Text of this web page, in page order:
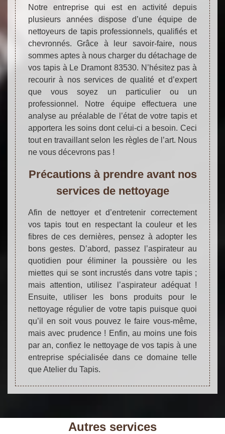
Notre entreprise qui est en activité depuis
plusieurs années dispose d’une équipe de
nettoyeurs de tapis professionnels, qualifiés et
chevronnés. Grâce à leur savoir-faire, nous
sommes aptes à nous charger du détachage de
vos tapis à Le Dramont 83530. N’hésitez pas à
recourir à nos services de qualité et d’expert
que vous soyez un particulier ou un
professionnel. Notre équipe effectuera une
analyse au préalable de l’état de votre tapis et
apportera les soins dont celui-ci a besoin. Ceci
tout en travaillant selon les règles de l’art. Nous
ne vous décevrons pas !
Précautions à prendre avant nos
services de nettoyage
Afin de nettoyer et d’entretenir correctement
vos tapis tout en respectant la couleur et les
fibres de ces dernières, pensez à adopter les
bons gestes. D’abord, passez l’aspirateur au
quotidien pour éliminer la poussière ou les
miettes qui se sont incrustés dans votre tapis ;
mais attention, utilisez l’aspirateur adéquat !
Ensuite, utiliser les bons produits pour le
nettoyage régulier de votre tapis puisque quoi
qu’il en soit vous pouvez le faire vous-même,
mais avec prudence ! Enfin, au moins une fois
par an, confiez le nettoyage de vos tapis à une
entreprise spécialisée dans ce domaine telle
que Atelier du Tapis.
Autres services